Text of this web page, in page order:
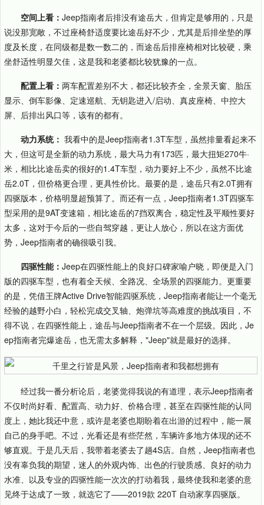
空间上看： Jeep指南者后排没有途岳大，但肯定是够用的，只是
说没那宽敞，不过座椅舒适度要比途岳好不少，尤其是后排坐垫的厚
度及长度，在同级都是数一数二的，而途岳后排座椅相对比较硬，乘
坐舒适性明显欠佳，这是我和老婆都比较犹豫的一点。
配置上看： 两车配置差别不大，都还比较齐全，全景天窗、胎压
显示、倒车影像、定速巡航、无钥匙进入/启动、真皮座椅、中控大
屏、后排出风口等，该有的都有。
动力系统： 我看中的是Jeep指南者1.3T车型，虽然排量看起来不
大，但这可是全新的动力系统，最大马力有173匹，最大扭矩270牛·
米，相比比途岳卖的很好的1.4T车型，动力要好上不少，虽然不比途
岳2.0T，但价格更合理，更具性价比。最要的是，途岳只有2.0T拥有
四驱版本，价格明显超预算了。而还有一点，Jeep指南者1.3T四驱车
型采用的是9AT变速箱，相比途岳的7挡双离合，稳定性及平顺性要好
太多，这对于今后的一些自驾穿越，更让人放心，所以在这方面优
势，Jeep指南者的确很吸引我。
四驱性能： Jeep在四驱性能上的良好口碑家喻户晓，即便是入门
版的四驱车型，也有着全天候、全路况、全场景的四驱能力。更重要
的是，凭借王牌Active Drive智能四驱系统，Jeep指南者能让一个毫无
经验的越野小白，轻松完成交叉轴、炮弹坑等高难度的挑战项目，不
得不说，在四驱性能上，途岳与Jeep指南者不在一个层级。因此，Je
ep指南者完爆途岳，也无需太多解释，"Jeep"就是最好的选择。
经过我一番分析论后，老婆觉得我说的有道理，表示Jeep指南者
不仅时尚好看、配置高、动力好、价格合理，甚至在四驱性能的认同
度上，她比我还中意，或许是老婆也期盼着在出游的过程中，能一展
自己的身手吧。不过，光看还是有些茫然，车辆许多地方体现的还不
够直观。于是几天后，我带着老婆去了趟4S店。自然，Jeep指南者也
没有辜负我的期望，迷人的外观内饰、出色的行驶质感、良好的动力
水准、以及专业的四驱性能一次次的打动着我，最终使我和老婆的意
见终于达成了一致，就选它了——2019款 220T 自动家享四驱版。